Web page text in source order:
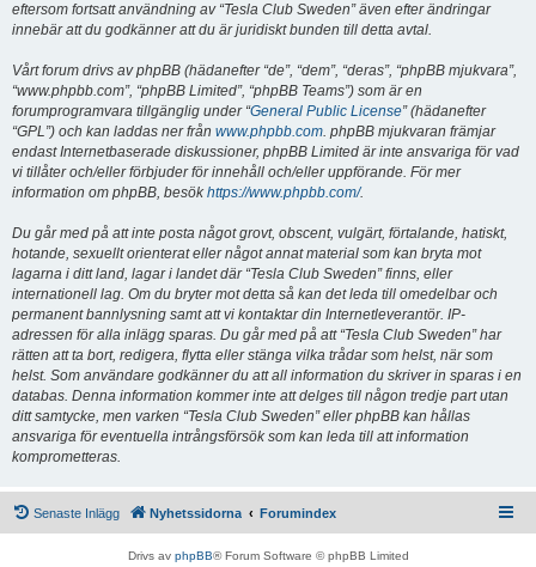
eftersom fortsatt användning av “Tesla Club Sweden” även efter ändringar
innebär att du godkänner att du är juridiskt bunden till detta avtal.
Vårt forum drivs av phpBB (hädanefter “de”, “dem”, “deras”, “phpBB mjukvara”,
“www.phpbb.com”, “phpBB Limited”, “phpBB Teams”) som är en
forumprogramvara tillgänglig under “General Public License” (hädanefter
“GPL”) och kan laddas ner från www.phpbb.com. phpBB mjukvaran främjar
endast Internetbaserade diskussioner, phpBB Limited är inte ansvariga för vad
vi tillåter och/eller förbjuder för innehåll och/eller uppförande. För mer
information om phpBB, besökhttps://www.phpbb.com/.
Du går med på att inte posta något grovt, obscent, vulgärt, förtalande, hatiskt,
hotande, sexuellt orienterat eller något annat material som kan bryta mot
lagarna i ditt land, lagar i landet där “Tesla Club Sweden” finns, eller
internationell lag. Om du bryter mot detta så kan det leda till omedelbar och
permanent bannlysning samt att vi kontaktar din Internetleverantör. IP-
adressen för alla inlägg sparas. Du går med på att “Tesla Club Sweden” har
rätten att ta bort, redigera, flytta eller stänga vilka trådar som helst, när som
helst. Som användare godkänner du att all information du skriver in sparas i en
databas. Denna information kommer inte att delges till någon tredje part utan
ditt samtycke, men varken “Tesla Club Sweden” eller phpBB kan hållas
ansvariga för eventuella intrångsförsök som kan leda till att information
komprometteras.
Senaste Inlägg Nyhetssidorna Forumindex
Drivs av phpBB® Forum Software © phpBB Limited